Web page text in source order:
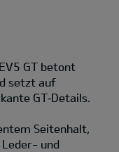
GT betont
setzt auf
GT‑Details.
Seitenhalt,
und